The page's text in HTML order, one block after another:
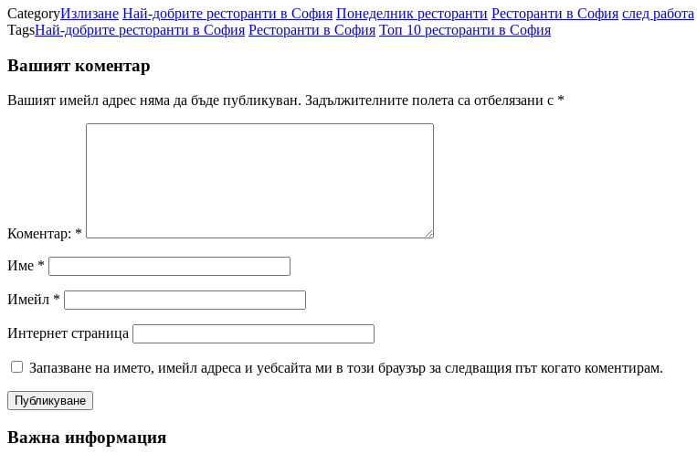
CategoryИзлизане Най-добрите ресторанти в София Понеделник ресторанти Ресторанти в София след работа
TagsНай-добрите ресторанти в София Ресторанти в София Топ 10 ресторанти в София
Вашият коментар
Вашият имейл адрес няма да бъде публикуван. Задължителните полета са отбелязани с *
Коментар: *
Име *
Имейл *
Интернет страница
Запазване на името, имейл адреса и уебсайта ми в този браузър за следващия път когато коментирам.
Важна информация